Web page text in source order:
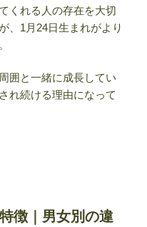
くれる人の存在を大切
、1月24日生まれがより
囲と一緒に成長してい
れ続ける理由になって
徴｜男女別の違